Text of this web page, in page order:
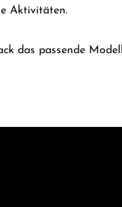
Aktivitäten.
das passende